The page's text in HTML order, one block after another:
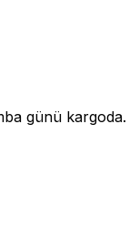
günü kargoda.